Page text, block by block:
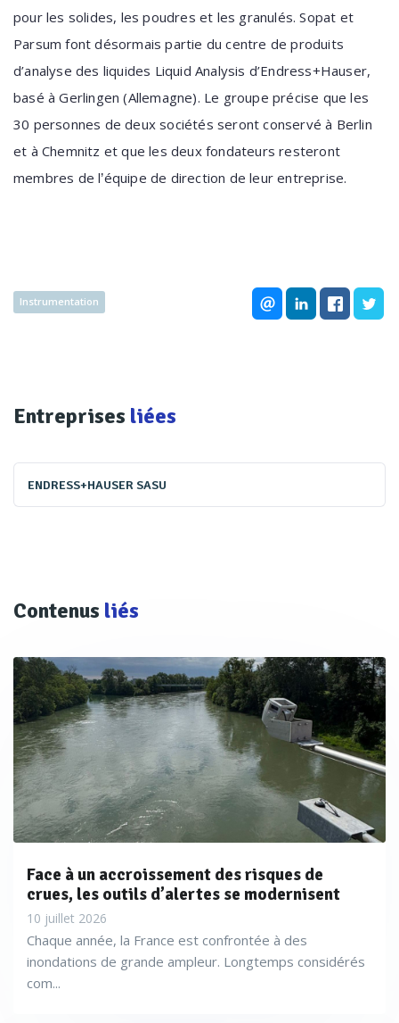
pour les solides, les poudres et les granulés. Sopat et
Parsum font désormais partie du centre de produits
d’analyse des liquides Liquid Analysis d’Endress+Hauser,
basé à Gerlingen (Allemagne). Le groupe précise que les
30 personnes de deux sociétés seront conservé à Berlin
et à Chemnitz et que les deux fondateurs resteront
membres de l’équipe de direction de leur entreprise.
Instrumentation
Entreprises liées
ENDRESS+HAUSER SASU
Contenus liés
Face à un accroissement des risques de
crues, les outils d’alertes se modernisent
10 juillet 2026
Chaque année, la France est confrontée à des
inondations de grande ampleur. Longtemps considérés
com...